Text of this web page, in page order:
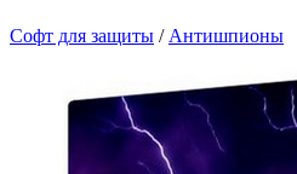
Софт для защиты / Антишпионы